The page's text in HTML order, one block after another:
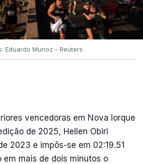
Eduardo Munoz - Reuters
vencedoras em Nova Iorque
de 2025, Hellen Obiri
2023 e impôs-se em 02:19.51
em mais de dois minutos o